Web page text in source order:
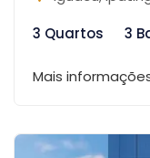
3 Quartos
3
Mais